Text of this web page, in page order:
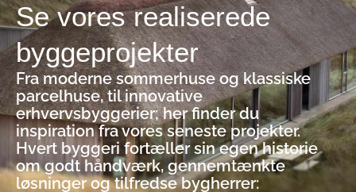
Se vores realiserede
byggeprojekter
Fra moderne sommerhuse og klassiske
parcelhuse, til innovative
erhvervsbyggerier; her finder du
inspiration fra vores seneste projekter.
Hvert byggeri fortæller sin egen historie
om godt håndværk, gennemtænkte
løsninger og tilfredse bygherrer: